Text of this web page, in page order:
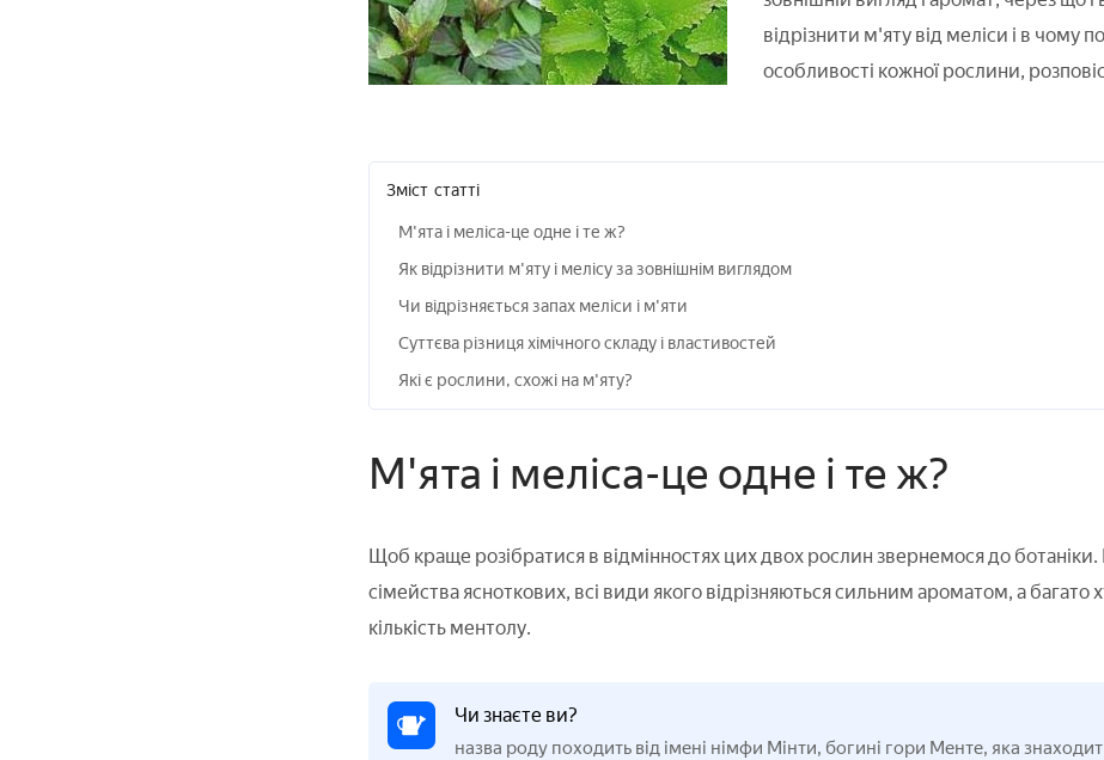
відрізнити м'яту від меліси і в чому
особливості кожної рослини,
Зміст статті
М'ята і меліса-це одне і те ж?
Як відрізнити м'яту і мелісу за зовнішнім виглядом
Чи відрізняється запах меліси і м'яти
Суттєва різниця хімічного складу і властивостей
Які є рослини, схожі на м'яту?
М'ята і меліса-це одне і те ж?
Щоб краще розібратися в відмінностях цих двох рослин звернемося до
сімейства ясноткових, всі види якого відрізняються сильним ароматом, а багато
кількість ментолу.
Чи знаєте ви?
назва роду походить від імені німфи Мінти, богині гори Менте, яка